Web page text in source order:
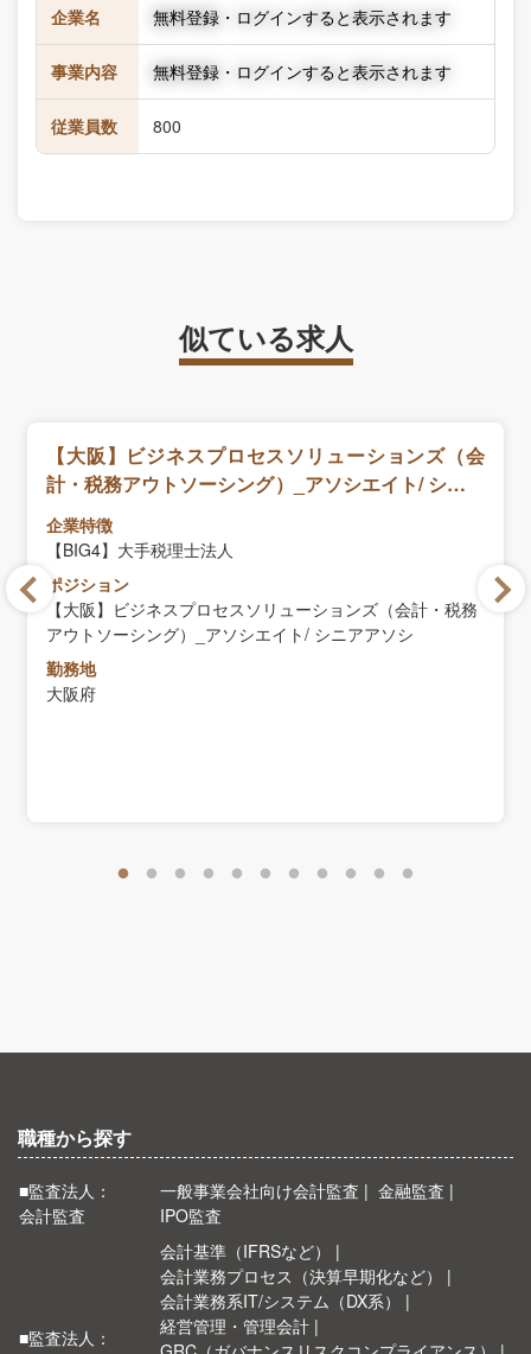
企業名 無料登録・ログインすると表示されます
事業内容 無料登録・ログインすると表示されます
従業員数 800
似ている求人
【大阪】ビジネスプロセスソリューションズ（会
計・税務アウトソーシング）_アソシエイト/ シニア
アソシ
企業特徴
【BIG4】大手税理士法人
ポジション
【大阪】ビジネスプロセスソリューションズ（会計・税務
アウトソーシング）_アソシエイト/ シニアアソシ
勤務地
大阪府
職種から探す
■監査法人：
会計監査
一般事業会社向け会計監査
金融監査
IPO監査
■監査法人：
会計基準（IFRSなど）
会計業務プロセス（決算早期化など）
会計業務系IT/システム（DX系）
経営管理・管理会計